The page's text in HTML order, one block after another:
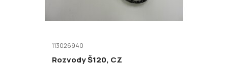
113026940
Rozvody Š120, CZ